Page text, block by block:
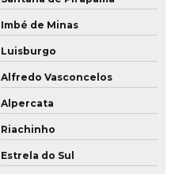
Imbé de Minas
Luisburgo
Alfredo Vasconcelos
Alpercata
Riachinho
Estrela do Sul